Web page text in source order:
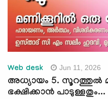
Web desk Jun 11, 2026
അധ്യായം 5. സൂറത്തുല്‍
ഭക്ഷിക്കാന്‍ പാടുള്ളതും...